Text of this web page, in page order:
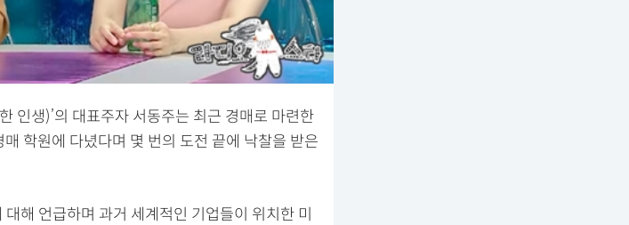
인생)’의 대표주자 서동주는 최근 경매로 마련한
학원에 다녔다며 몇 번의 도전 끝에 낙찰을 받은
해 언급하며 과거 세계적인 기업들이 위치한 미